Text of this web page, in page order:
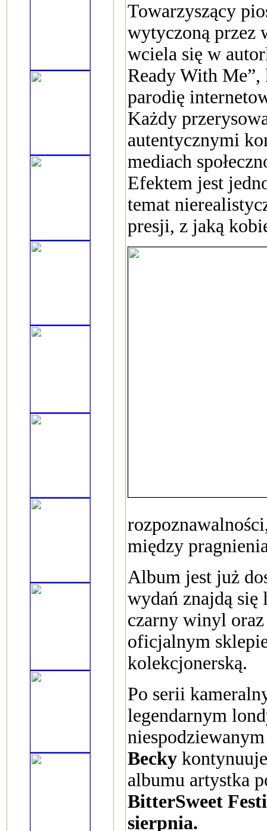
Towarzyszący
wytyczoną przez
wciela się w
Ready With
parodię
Każdy
autentycznymi
mediach
Efektem jest
temat
presji, z jaką
między
Album jest już
wydań znajdą
czarny winyl
oficjalnym
kolekcjonerską.
Po serii
legendarnym
Becky
albumu artystka
BitterSweet
sierpnia.